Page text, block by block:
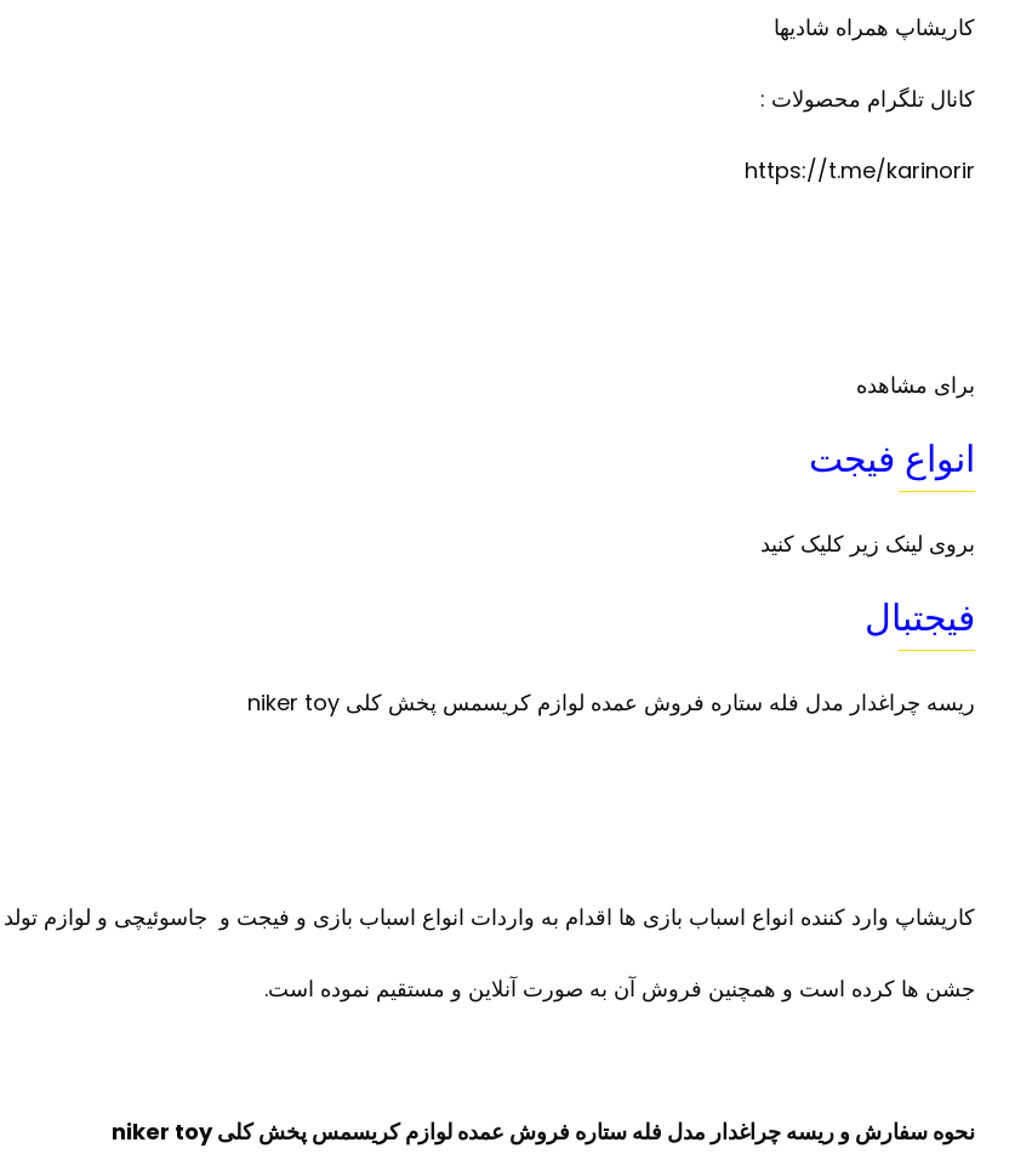
کاریشاپ همراه شادیها
کانال تلگرام محصولات :
https://t.me/karinorir
برای مشاهده
انواع فیجت
بروی لینک زیر کلیک کنید
فیجتبال
ریسه چراغدار مدل فله ستاره فروش عمده لوازم کریسمس پخش کلی niker toy
کاریشاپ وارد کننده انواع اسباب بازی ها اقدام به واردات انواع اسباب بازی و فیجت و جاسوئیچی و لوازم
جشن ها کرده است و همچنین فروش آن به صورت آنلاین و مستقیم نموده است.
نحوه سفارش و ریسه چراغدار مدل فله ستاره فروش عمده لوازم کریسمس پخش کلی niker toy